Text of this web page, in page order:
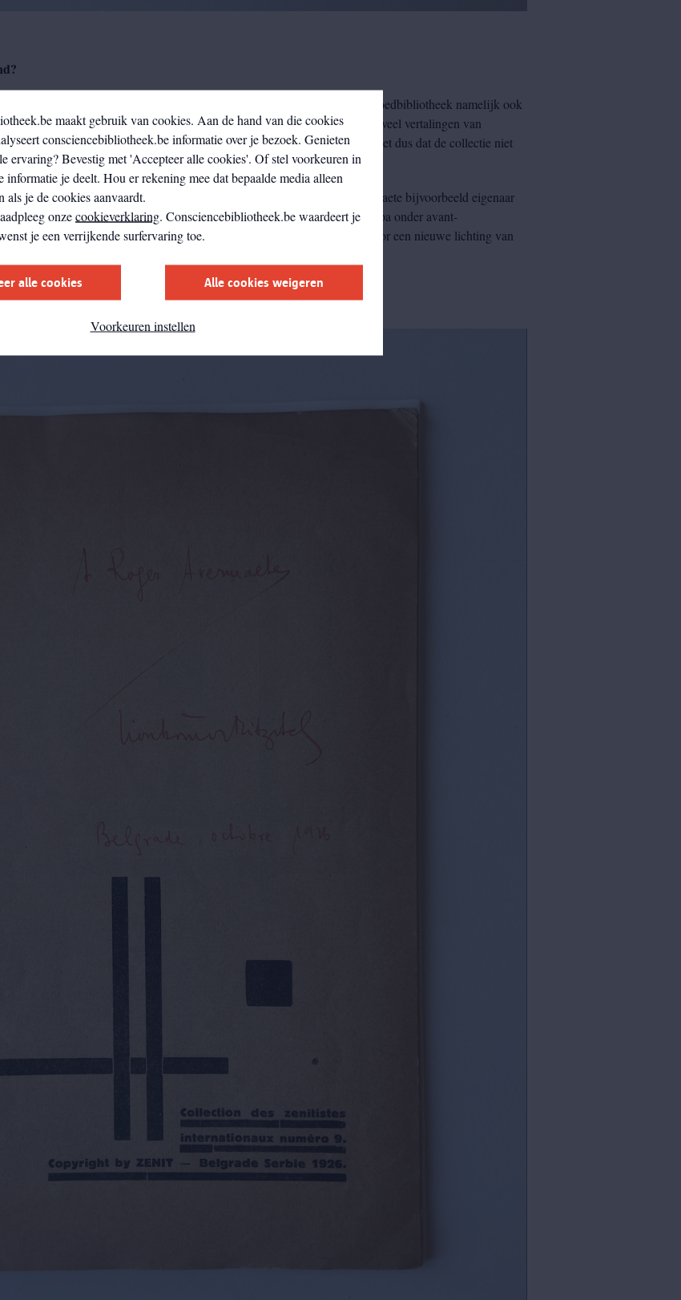
maakt gebruik van cookies. Aan de hand van die cookies
consciencebibliotheek.be informatie over je bezoek. Genieten
ervaring? Bevestig met 'Accepteer alle cookies'. Of stel voorkeuren in
informatie je deelt. Hou er rekening mee dat bepaalde media alleen
als je de cookies aanvaardt.
onzecookieverklaring. Consciencebibliotheek.be waardeert je
je een verrijkende surfervaring toe.
alle cookies Alle cookies weigeren
Voorkeuren instellen
Vlaamse literatuur. Van Vlaamse literatuur verzamelt de Erfgoedbibliotheek namelijk ook
regelmatig vertalingen via Literatuur Vlaanderen. Zij subsidiëren veel vertalingen van
waarvan ze er ook een aan de Erfgoedbibliotheek doneren. Zo komt het dus dat de collectie niet
ook de Servische vertalingBraća(2021).
uit de persoonlijke collectie van schrijvers komen. Zo was Roger Avermaete bijvoorbeeld eigenaar
Zenit. Deze beweging was in de jaren twintig bekend in heel Europa onder avant-
overtuigd dat de westerse cultuur gefaald had en plaats moest maken voor een nieuwe lichting van
Ze waren gek op chaos en voorzagen een culturele revolutie.'